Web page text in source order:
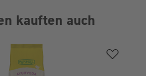
kauften auch